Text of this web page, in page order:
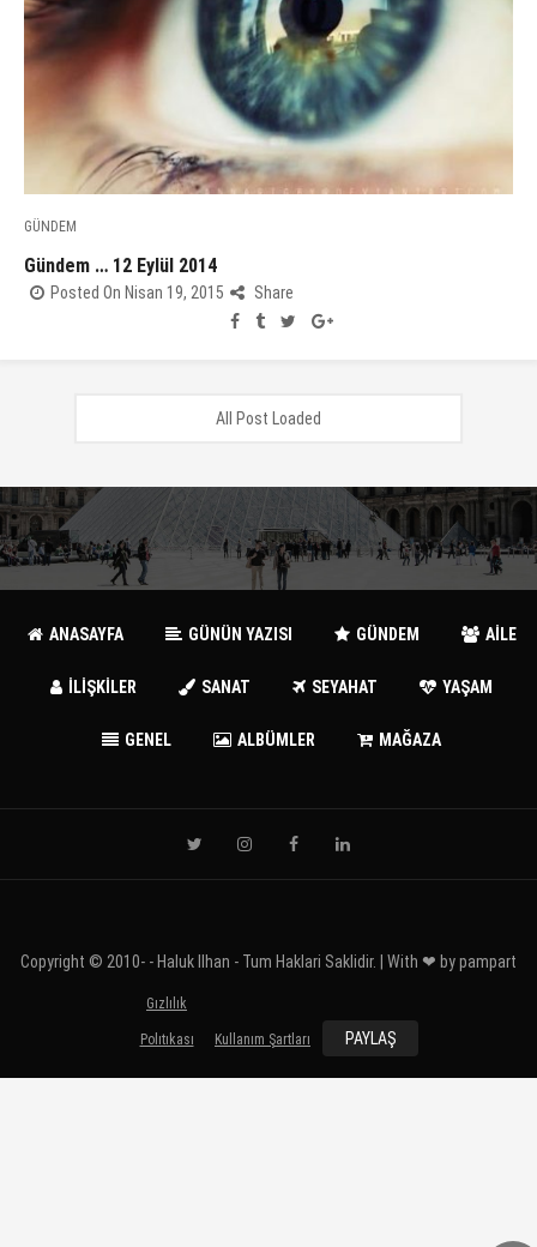
GÜNDEM
Gündem … 12 Eylül 2014
Posted On Nisan 19, 2015 Share
All Post Loaded
ANASAYFA GÜNÜN YAZISI GÜNDEM AİLE
İLİŞKİLER SANAT SEYAHAT YAŞAM
GENEL ALBÜMLER MAĞAZA
Copyright © 2010- - Haluk Ilhan - Tum Haklari Saklidir. | With ❤ bypampart
Gızlılık
Polıtıkası Kullanım Şartları PAYLAŞ